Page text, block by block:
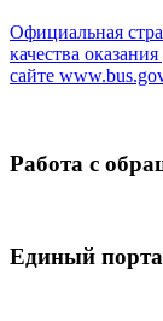
Официальная
качества
сайте
Работа с
Единый